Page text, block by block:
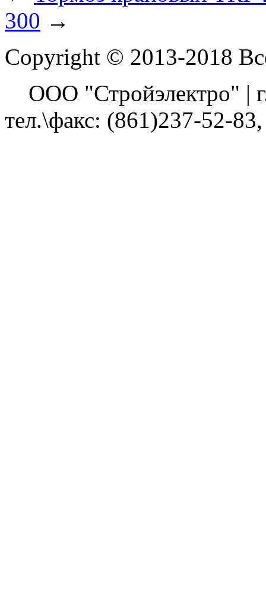
300 →
Copyright © 2013-2018
ООО "Стройэлектро" |
тел.\факс: (861)237-52-